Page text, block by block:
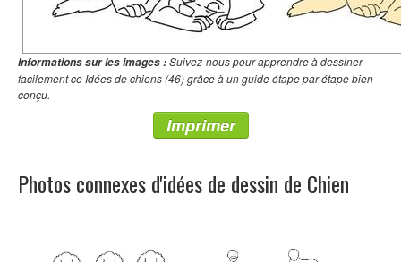
Informations sur les images :Suivez-nous pour apprendre à dessiner
facilement ce Idées de chiens (46) grâce à un guide étape par étape bien
conçu.
Imprimer
Photos connexes d'idées de dessin de Chien